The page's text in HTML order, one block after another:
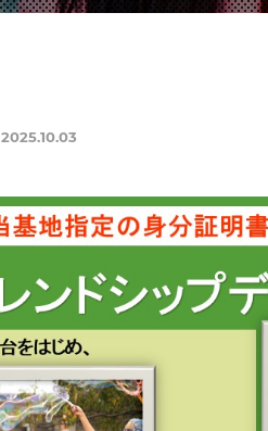
2025.10.03